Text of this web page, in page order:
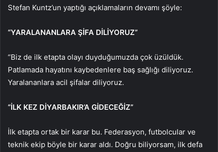
Stefan Kuntz’un yaptığı açıklamaların devamı şöyle:
“YARALANANLARA ŞİFA DİLİYORUZ”
“Biz de ilk etapta olayı duyduğumuzda çok üzüldük.
Patlamada hayatını kaybedenlere baş sağlığı diliyoruz.
Yaralananlara acil şifalar diliyoruz.
“İLK KEZ DİYARBAKIR’A GİDECEĞİZ”
İlk etapta ortak bir karar bu. Federasyon, futbolcular ve
teknik ekip böyle bir karar aldı. Doğru biliyorsam, ilk defa